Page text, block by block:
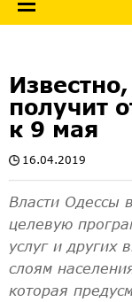
получит
к 9 мая
16.04.2019
Власти Одессы
целевую
услуг и
слоям
которая